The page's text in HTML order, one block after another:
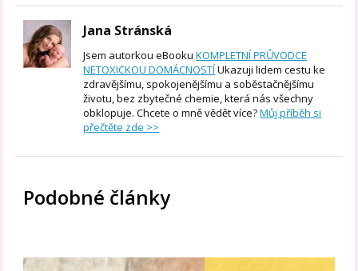
Jana Stránská
Jsem autorkou eBookuKOMPLETNÍ PRŮVODCE
NETOXICKOU DOMÁCNOSTÍUkazuji lidem cestu ke
zdravějšímu, spokojenějšímu a soběstačnějšímu
životu, bez zbytečné chemie, která nás všechny
obklopuje. Chcete o mně vědět více?Můj příběh si
přečtěte zde >>
Podobné články